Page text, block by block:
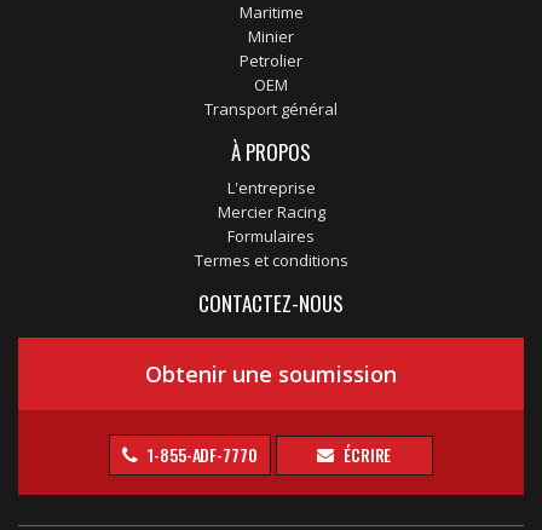
Maritime
Minier
Petrolier
OEM
Transport général
À PROPOS
L'entreprise
Mercier Racing
Formulaires
Termes et conditions
CONTACTEZ-NOUS
Obtenir une soumission
1-855-ADF-7770 ÉCRIRE